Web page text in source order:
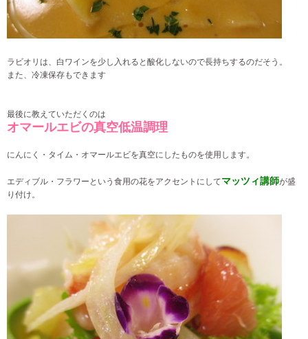
ラビオリは、白ワインを少し入れると酸化しないので長持ちするのだそう。
また、冷凍保存もできます
最後に教えていただくのは
オマールエビの真空低温調理
にんにく・タイム・オマールエビを真空にしたものを使用します。
エディブル・フラワーという食用の花をアクセントにしてマッツィ講師が盛
り付け。